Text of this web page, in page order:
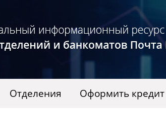
Отделения Оформить